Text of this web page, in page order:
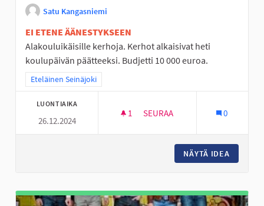
Satu Kangasniemi
EI ETENE ÄÄNESTYKSEEN
Alakouluikäisille kerhoja. Kerhot alkaisivat heti
koulupäivän päätteeksi. Budjetti 10 000 euroa.
Rajaa tulokset teeman mukaan: Eteläinen Seinäjoki
Eteläinen Seinäjoki
LUONTIAIKA
26.12.2024
1 1 SEURAAJA
SEURAA 0
NÄYTÄ IDEA